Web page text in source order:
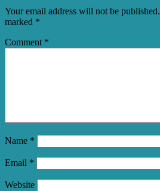
Your email address will not be published.
marked *
Comment *
Name *
Email *
Website